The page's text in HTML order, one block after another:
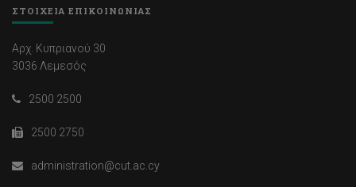
ΣΤΟΙΧΕΙΑ ΕΠΙΚΟΙΝΩΝΙΑΣ
Αρχ. Κυπριανού 30
3036 Λεμεσός
2500 2500
2500 2750
administration@cut.ac.cy